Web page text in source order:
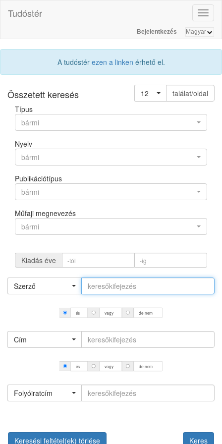
Tudóstér
Bejelentkezés
A tudóstér ezen a linken érhető el.
Összetett keresés 12
találat/oldal
Típus
bármi
Nyelv
bármi
Publikációtípus
bármi
Műfaji megnevezés
bármi
Kiadás éve
Szerző
és vagy de nem
Cím
és vagy de nem
Folyóiratcím
Keresési feltétel(ek) törlése